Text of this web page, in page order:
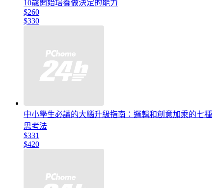
10歲開始培養做決定的能力
$260
$330
中小學生必讀的大腦升級指南：邏輯和創意加乘的七種
思考法
$331
$420